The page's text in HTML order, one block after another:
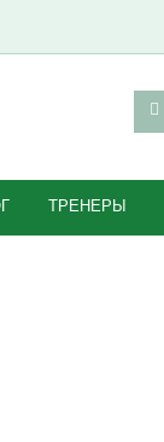
ТРЕНЕРЫ